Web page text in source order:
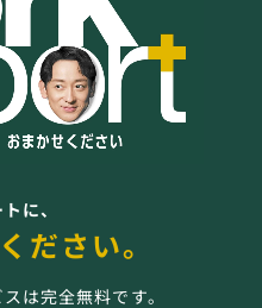
に、
ださい。
は完全無料です。